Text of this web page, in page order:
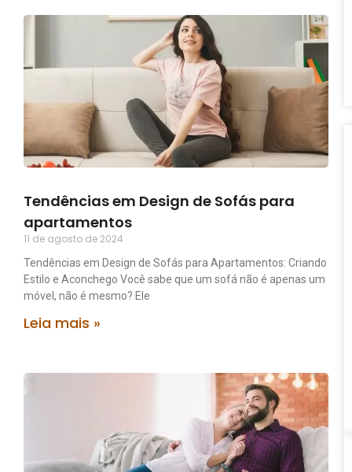
Tendências em Design de Sofás para
apartamentos
11 de agosto de 2024
Tendências em Design de Sofás para Apartamentos: Criando
Estilo e Aconchego Você sabe que um sofá não é apenas um
móvel, não é mesmo? Ele
Leia mais »